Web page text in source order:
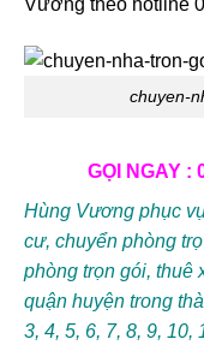
Vương theo hotline
chuyen-
GỌI NGAY :
Hùng Vương phục
cư, chuyển phòng
phòng trọn gói, thuê
quận huyện trong
3, 4, 5, 6, 7, 8, 9,